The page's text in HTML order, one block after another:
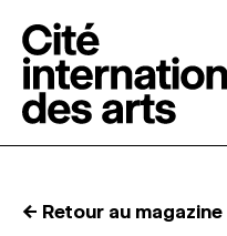
← Retour au magazine